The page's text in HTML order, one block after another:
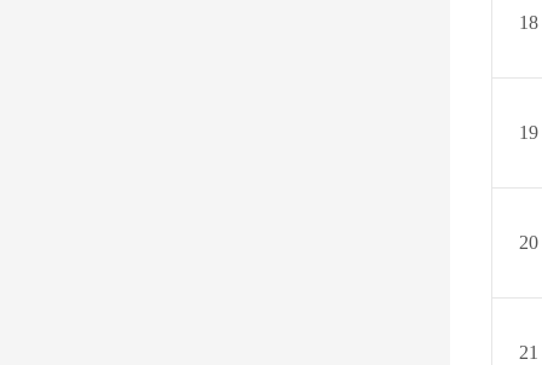
18
19
20
21